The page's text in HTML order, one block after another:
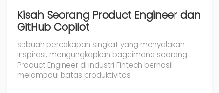
Kisah Seorang Product Engineer dan
GitHub Copilot
sebuah percakapan singkat yang menyalakan
inspirasi, mengungkapkan bagaimana seorang
Product Engineer di industri Fintech berhasil
melampaui batas produktivitas